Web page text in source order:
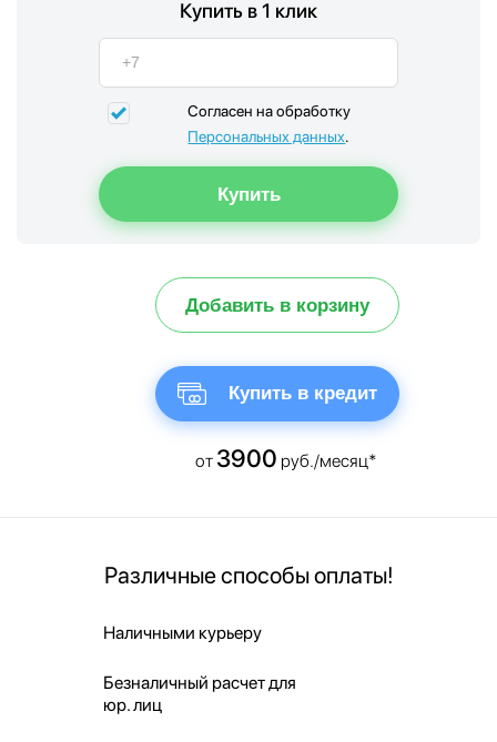
Купить в 1 клик
Согласен на обработку
Персональных данных.
Добавить в корзину
Купить в кредит
от 3900 руб./месяц*
Различные способы оплаты!
Наличными курьеру
Безналичный расчет для
юр. лиц